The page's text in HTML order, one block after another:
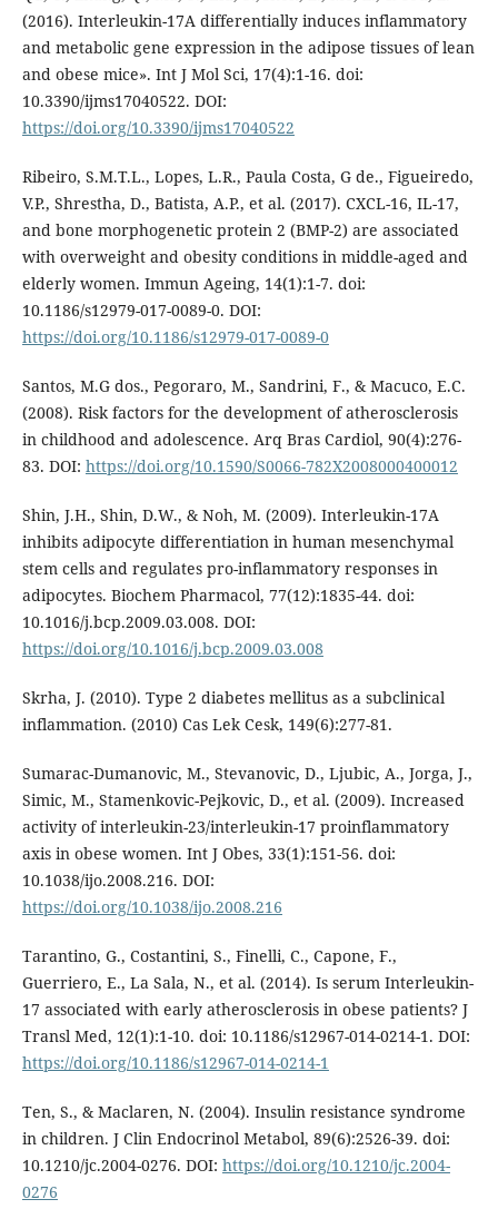
(2016). Interleukin-17A differentially induces inflammatory
and metabolic gene expression in the adipose tissues of lean
and obese mice». Int J Mol Sci, 17(4):1-16. doi:
10.3390/ijms17040522. DOI:
https://doi.org/10.3390/ijms17040522
Ribeiro, S.M.T.L., Lopes, L.R., Paula Costa, G de., Figueiredo,
V.P., Shrestha, D., Batista, A.P., et al. (2017). CXCL-16, IL-17,
and bone morphogenetic protein 2 (BMP-2) are associated
with overweight and obesity conditions in middle-aged and
elderly women. Immun Ageing, 14(1):1-7. doi:
10.1186/s12979-017-0089-0. DOI:
https://doi.org/10.1186/s12979-017-0089-0
Santos, M.G dos., Pegoraro, M., Sandrini, F., & Macuco, E.C.
(2008). Risk factors for the development of atherosclerosis
in childhood and adolescence. Arq Bras Cardiol, 90(4):276-
83. DOI: https://doi.org/10.1590/S0066-782X2008000400012
Shin, J.H., Shin, D.W., & Noh, M. (2009). Interleukin-17A
inhibits adipocyte differentiation in human mesenchymal
stem cells and regulates pro-inflammatory responses in
adipocytes. Biochem Pharmacol, 77(12):1835-44. doi:
10.1016/j.bcp.2009.03.008. DOI:
https://doi.org/10.1016/j.bcp.2009.03.008
Skrha, J. (2010). Type 2 diabetes mellitus as a subclinical
inflammation. (2010) Cas Lek Cesk, 149(6):277-81.
Sumarac-Dumanovic, M., Stevanovic, D., Ljubic, A., Jorga, J.,
Simic, M., Stamenkovic-Pejkovic, D., et al. (2009). Increased
activity of interleukin-23/interleukin-17 proinflammatory
axis in obese women. Int J Obes, 33(1):151-56. doi:
10.1038/ijo.2008.216. DOI:
https://doi.org/10.1038/ijo.2008.216
Tarantino, G., Costantini, S., Finelli, C., Capone, F.,
Guerriero, E., La Sala, N., et al. (2014). Is serum Interleukin-
17 associated with early atherosclerosis in obese patients? J
Transl Med, 12(1):1-10. doi: 10.1186/s12967-014-0214-1. DOI:
https://doi.org/10.1186/s12967-014-0214-1
Ten, S., & Maclaren, N. (2004). Insulin resistance syndrome
in children. J Clin Endocrinol Metabol, 89(6):2526-39. doi:
10.1210/jc.2004-0276. DOI: https://doi.org/10.1210/jc.2004-
0276